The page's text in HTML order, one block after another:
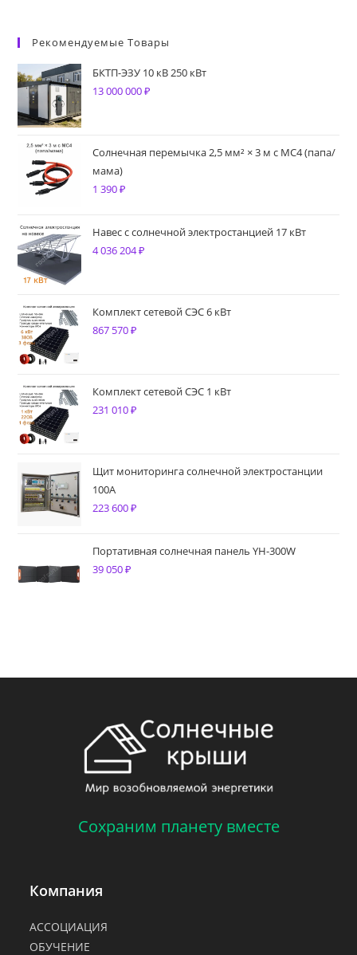
Рекомендуемые Товары
БКТП-ЭЗУ 10 кВ 250 кВт
13 000 000₽
Солнечная перемычка 2,5 мм² × 3 м с MC4 (папа/
мама)
1 390₽
Навес с солнечной электростанцией 17 кВт
4 036 204₽
Комплект сетевой СЭС 6 кВт
867 570₽
Комплект сетевой СЭС 1 кВт
231 010₽
Щит мониторинга солнечной электростанции
100A
223 600₽
Портативная солнечная панель YH-300W
39 050₽
Сохраним планету вместе
Компания
АССОЦИАЦИЯ
ОБУЧЕНИЕ